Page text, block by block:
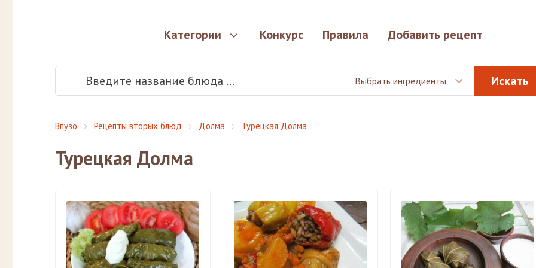
Категории Конкурс Правила Добавить рецепт
Выбрать ингредиенты
Впузо Рецепты вторых блюд Долма Турецкая Долма
Турецкая Долма